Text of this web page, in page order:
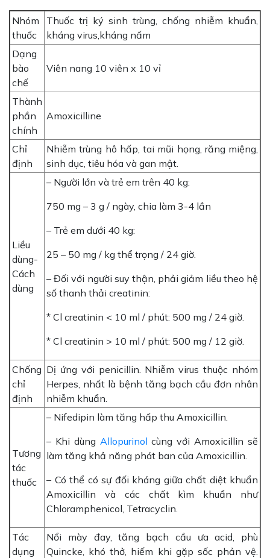
Nhóm
thuốc
Thuốc trị ký sinh trùng, chống nhiễm khuẩn,
kháng virus,kháng nấm
Dạng
bào
chế
Viên nang 10 viên x 10 vỉ
Thành
phần
chính
Amoxicilline
Chỉ
định
Nhiễm trùng hô hấp, tai mũi họng, răng miệng,
sinh dục, tiêu hóa và gan mật.
Liều
dùng-
Cách
dùng
– Người lớn và trẻ em trên 40 kg:
750 mg – 3 g / ngày, chia làm 3-4 lần
– Trẻ em dưới 40 kg:
25 – 50 mg / kg thể trọng / 24 giờ.
– Đối với người suy thận, phải giảm liều theo hệ
số thanh thải creatinin:
* Cl creatinin < 10 ml / phút: 500 mg / 24 giờ.
* Cl creatinin > 10 ml / phút: 500 mg / 12 giờ.
Chống
chỉ
định
Dị ứng với penicillin. Nhiễm virus thuộc nhóm
Herpes, nhất là bệnh tăng bạch cầu đơn nhân
nhiễm khuẩn.
Tương
tác
thuốc
– Nifedipin làm tăng hấp thu Amoxicillin.
– Khi dùng Allopurinol cùng với Amoxicillin sẽ
làm tăng khả năng phát ban của Amoxicillin.
– Có thể có sự đối kháng giữa chất diệt khuẩn
Amoxicillin và các chất kìm khuẩn như
Chloramphenicol, Tetracyclin.
Tác
dụng
Nổi mày đay, tăng bạch cầu ưa acid, phù
Quincke, khó thở, hiếm khi gặp sốc phản vệ.